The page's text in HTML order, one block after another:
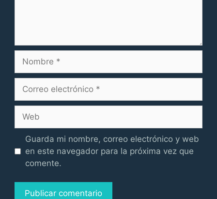
Nombre
Correo
Web
Guarda mi nombre, correo electrónico y web
en este navegador para la próxima vez que
comente.